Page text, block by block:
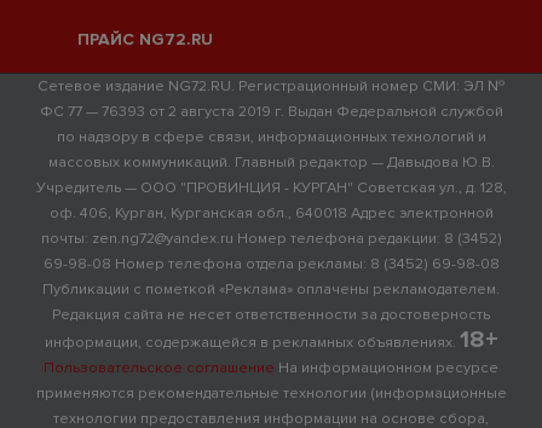
ПРАЙС NG72.RU
Сетевое издание NG72.RU. Регистрационный номер СМИ: ЭЛ №
ФС 77 — 76393 от 2 августа 2019 г. Выдан Федеральной службой
по надзору в сфере связи, информационных технологий и
массовых коммуникаций. Главный редактор — Давыдова Ю.В.
Учредитель — ООО "ПРОВИНЦИЯ - КУРГАН" Советская ул., д. 128,
оф. 406, Курган, Курганская обл., 640018 Адрес электронной
почты: zen.ng72@yandex.ru Номер телефона редакции: 8 (3452)
69-98-08 Номер телефона отдела рекламы: 8 (3452) 69-98-08
Публикации с пометкой «Реклама» оплачены рекламодателем.
Редакция сайта не несет ответственности за достоверность
информации, содержащейся в рекламных объявлениях. 18+
Пользовательское соглашение На информационном ресурсе
применяются рекомендательные технологии (информационные
технологии предоставления информации на основе сбора,